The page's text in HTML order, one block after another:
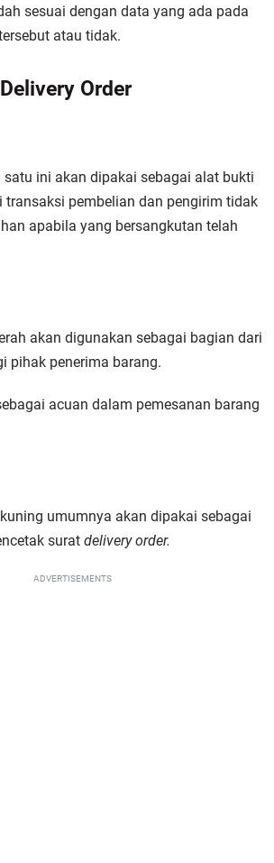
sesuai dengan data yang ada pada
atau tidak.
Order
satu ini akan dipakai sebagai alat bukti
transaksi pembelian dan pengirim tidak
apabila yang bersangkutan telah
akan digunakan sebagai bagian dari
pihak penerima barang.
acuan dalam pemesanan barang
umumnya akan dipakai sebagai
surat delivery order.
ADVERTISEMENTS